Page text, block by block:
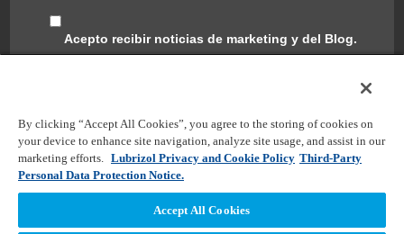
Acepto recibir noticias de marketing y del Blog.
By clicking “Accept All Cookies”, you agree to the storing of cookies on
your device to enhance site navigation, analyze site usage, and assist in our
marketing efforts. Lubrizol Privacy and Cookie Policy Third-Party
Personal Data Protection Notice.
Accept All Cookies